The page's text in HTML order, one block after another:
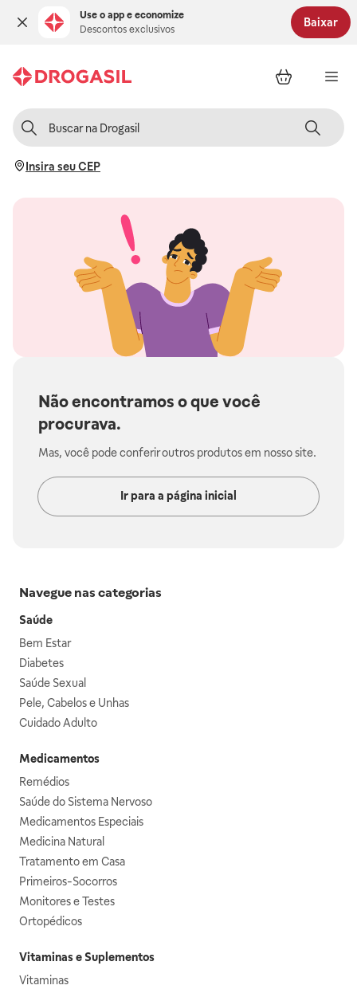
Use o app e economize
Descontos exclusivos
Baixar
Insira seu CEP
Não encontramos o que você
procurava.
Mas, você pode conferir outros produtos em nosso site.
Ir para a página inicial
Navegue nas categorias
Saúde
Bem Estar
Diabetes
Saúde Sexual
Pele, Cabelos e Unhas
Cuidado Adulto
Medicamentos
Remédios
Saúde do Sistema Nervoso
Medicamentos Especiais
Medicina Natural
Tratamento em Casa
Primeiros-Socorros
Monitores e Testes
Ortopédicos
Vitaminas e Suplementos
Vitaminas